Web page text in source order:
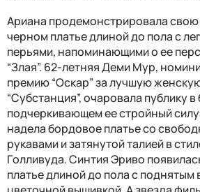
Ариана продемонстрировала
черном платье длиной до пола с
перьями, напоминающими о ее
“Злая”. 62-летняя Деми Мур,
премию “Оскар” за лучшую
“Субстанция”, очаровала публику
подчеркивающем ее стройный
надела бордовое платье со
рукавами и затянутой талией в
Голливуда. Синтия Эриво
платье длиной до пола с поднятым